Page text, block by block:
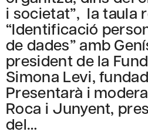
i societat”, la taula
“Identificació
de dades” amb
president de la
Simona Levi,
Presentarà i
Roca i Junyent,
del…